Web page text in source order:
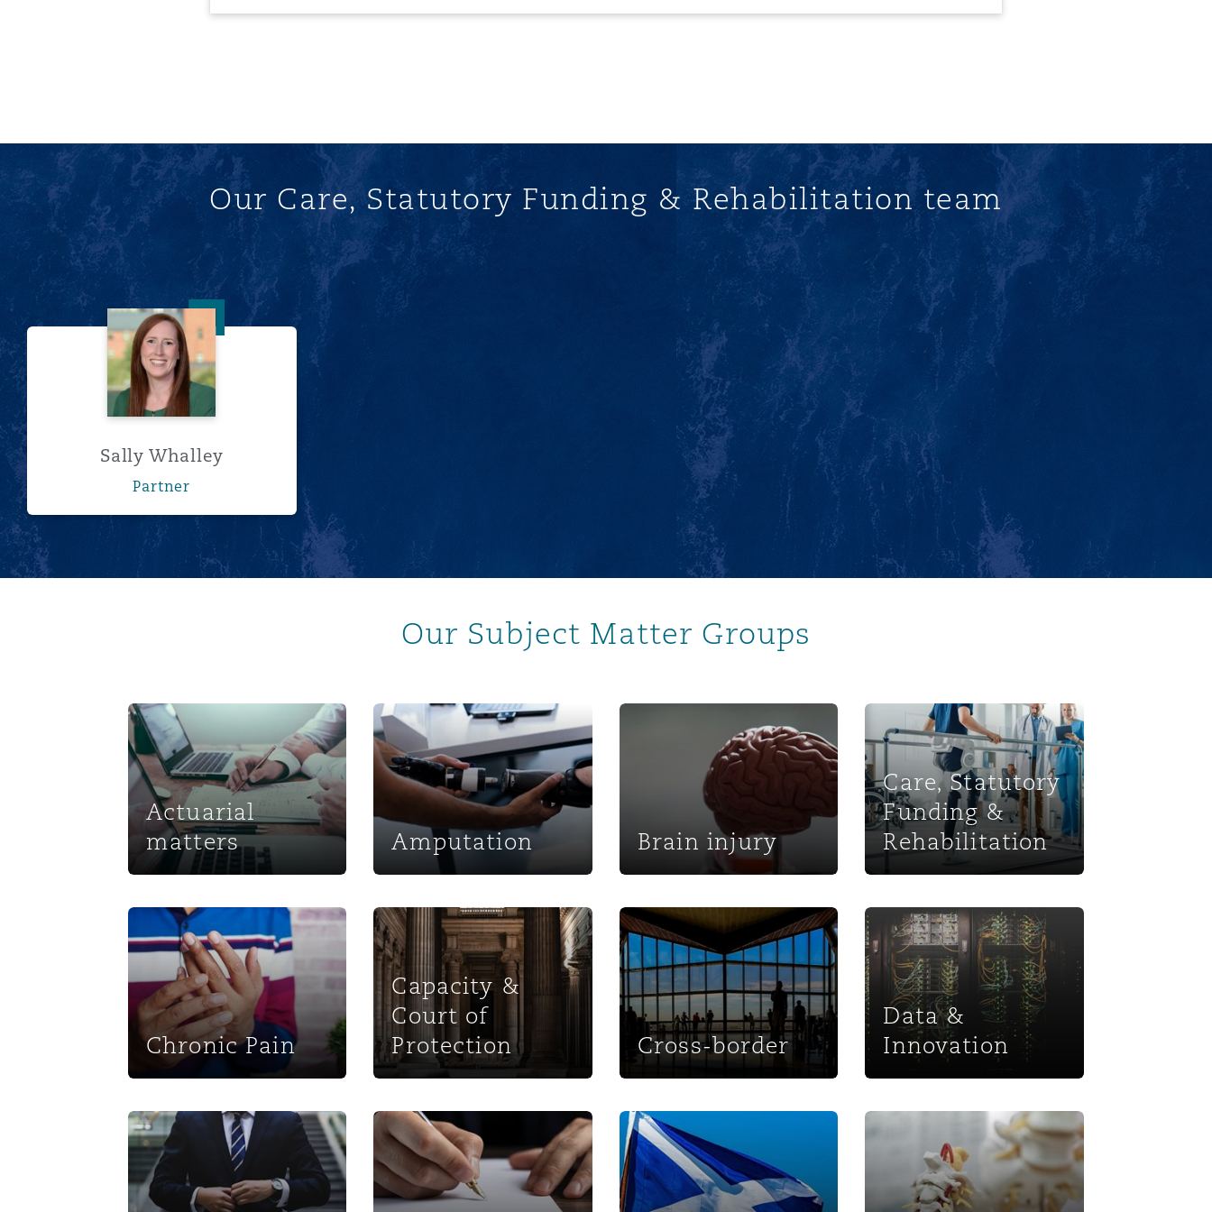
Our Care, Statutory Funding & Rehabilitation team
Sally Whalley
Sally Whalley
Partner
Our Subject Matter Groups
Actuarial matters
Actuarial
matters
Amputation
Amputation
Brain injury
Brain injury
Care, Statutory Funding & Rehabilitation
Care, Statutory
Funding &
Rehabilitation
Chronic Pain
Chronic Pain
Capacity & Court of Protection
Capacity &
Court of
Protection
Cross-border
Cross-border
Data & Innovation
Data &
Innovation
Experts Policy Unit Scotland Spinal Injury